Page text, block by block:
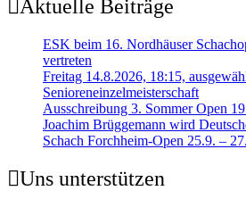
Aktuelle Beiträge
ESK beim 16. Nordhäuser
vertreten
Freitag 14.8.2026, 18:15,
Senioreneinzelmeisterschaft
Ausschreibung 3. Sommer Open
Joachim Brüggemann wird
Schach Forchheim-Open 25.9. –
Uns unterstützen